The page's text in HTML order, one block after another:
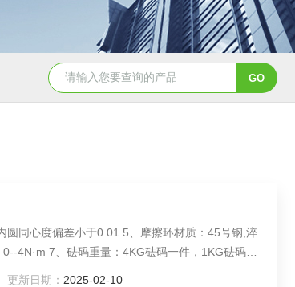
5、摩擦环材质：45号钢,淬
更新日期： 2025-02-10